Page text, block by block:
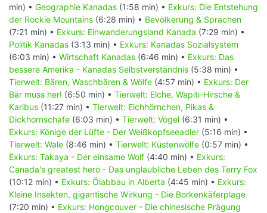
min) • Geographie Kanadas (1:58 min) • Exkurs: Die Entstehung
der Rockie Mountains (6:28 min) • Bevölkerung & Sprachen
(7:21 min) • Exkurs: Einwanderungsland Kanada (7:29 min) •
Politik Kanadas (3:13 min) • Exkurs: Kanadas Sozialsystem
(6:03 min) • Wirtschaft Kanadas (6:46 min) • Exkurs: Das
bessere Amerika - Kanadas Selbstverständnis (5:38 min) •
Tierwelt: Bären, Waschbären & Wölfe (4:57 min) • Exkurs: Der
Bär muss her! (6:50 min) • Tierwelt: Elche, Wapiti-Hirsche &
Karibus (11:27 min) • Tierwelt: Eichhörnchen, Pikas &
Dickhornschafe (6:03 min) • Tierwelt: Vögel (6:31 min) •
Exkurs: Könige der Lüfte - Der Weißkopfseeadler (5:16 min) •
Tierwelt: Wale (8:46 min) • Tierwelt: Küstenwölfe (0:57 min) •
Exkurs: Takaya - Der einsame Wolf (4:40 min) • Exkurs:
Canada's greatest hero - Das unglaubliche Leben des Terry Fox
(10:12 min) • Exkurs: Ölabbau in Alberta (4:45 min) • Exkurs:
Kleine Insekten, gigantische Wirkung - Die Borkenkäferplage
(7:20 min) • Exkurs: Hongcouver - Die chinesische Prägung